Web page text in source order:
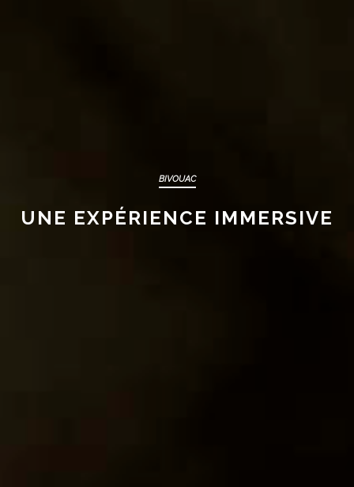
BIVOUAC
UNE EXPÉRIENCE IMMERSIVE